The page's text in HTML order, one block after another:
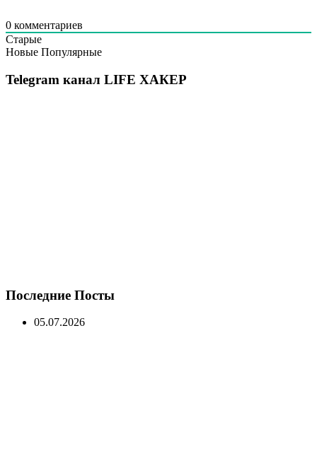
0 комментариев
Старые
Новые Популярные
Telegram канал LIFE ХАКЕР
Последние Посты
05.07.2026